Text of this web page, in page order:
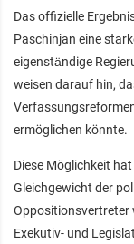
Das offizielle
Paschinjan eine
eigenständige
weisen darauf hin,
ermöglichen könnte.
Diese Möglichkeit
Gleichgewicht der
Oppositionsvertreter
Exekutiv- und